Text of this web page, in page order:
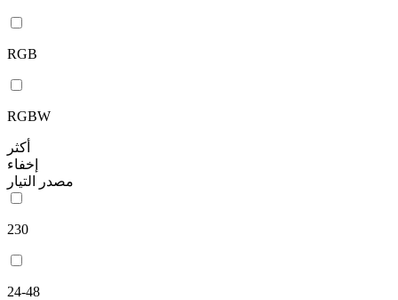
RGB
RGBW
أكثر
إخفاء
مصدر التيار
230
24-48